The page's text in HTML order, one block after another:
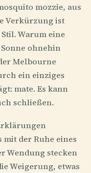
mozzie, aus
Verkürzung ist
Warum eine
ohnehin
Melbourne
ein einziges
mate. Es kann
schließen.
der Ruhe eines
Wendung stecken
Weigerung, etwas